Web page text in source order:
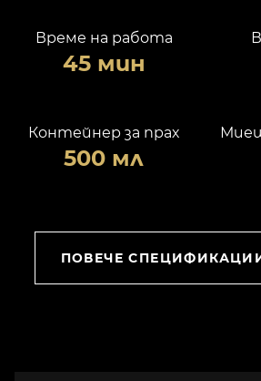
Време на работа
45 мин
Контейнер за прах
500 мл
ПОВЕЧЕ